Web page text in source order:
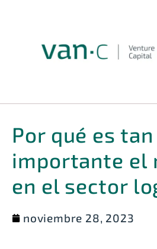
Por qué es tan
importante el
en el sector
noviembre 28, 2023